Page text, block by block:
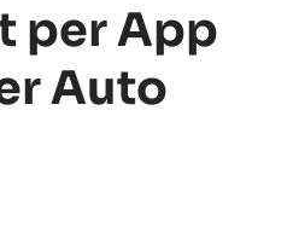
per App
Auto